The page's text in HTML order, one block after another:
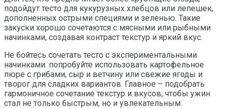
подойдут тесто для кукурузных хлебцов или лепешек,
дополненных острыми специями и зеленью. Такие
закуски хорошо сочетаются с мясными или рыбными
начинками, создавая контраст текстур и яркий вкус.
Не бойтесь сочетать тесто с экспериментальными
начинками: попробуйте использовать картофельное
пюре с грибами, сыр и ветчину или свежие ягоды и
творог для сладких вариантов. Главное – подобрать
гармоничное сочетание текстур и вкусов, чтобы ужин
стал не только быстрым, но и увлекательным.